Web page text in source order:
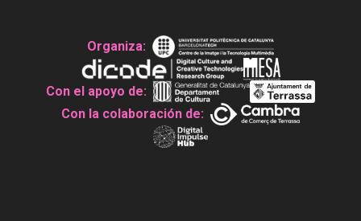
Organiza:
Con el apoyo de:
Con la colaboración de: